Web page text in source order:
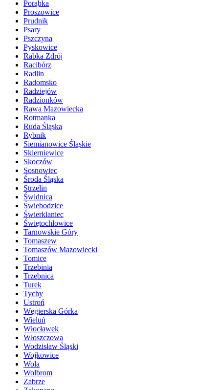
Porąbka
Proszowice
Prudnik
Psary
Pszczyna
Pyskowice
Rabka Zdrój
Racibórz
Radlin
Radomsko
Radziejów
Radzionków
Rawa Mazowiecka
Rotmanka
Ruda Śląska
Rybnik
Siemianowice Śląskie
Skierniewice
Skoczów
Sosnowiec
Środa Śląska
Strzelin
Świdnica
Świebodzice
Świerklaniec
Świętochłowice
Tarnowskie Góry
Tomaszew
Tomaszów Mazowiecki
Tomice
Trzebinia
Trzebnica
Turek
Tychy
Ustroń
Węgierska Górka
Wieluń
Włocławek
Włoszczowa
Wodzisław Śląski
Wojkowice
Wola
Wolbrom
Zabrze